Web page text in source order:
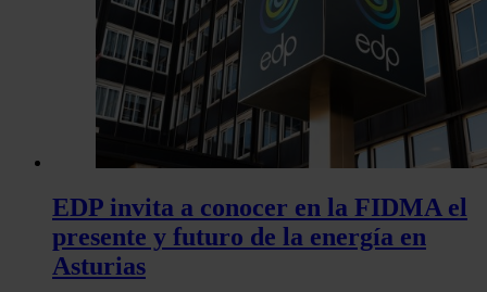
y los anuncios, ofrecer funciones de redes sociales y
tráfico. Además, compartimos información sobre el uso que
sitio web con nuestros partners de redes sociales,
análisis web, quienes pueden combinarla con otra
haya proporcionado o que hayan recopilado a partir del uso
hecho de sus servicios.
EDP invita a conocer en la FIDMA el
presente y futuro de la energía en
Asturias